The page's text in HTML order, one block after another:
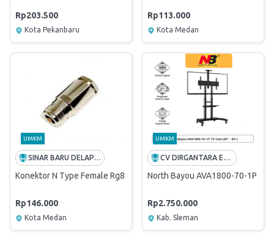
Rp203.500
Kota Pekanbaru
Rp113.000
Kota Medan
UMKM
SINAR BARU DELAPAN ENAM
Konektor N Type Female Rg8
Rp146.000
Kota Medan
UMKM
CV DIRGANTARA ENGINEERING
North Bayou AVA1800-70-1P
Rp2.750.000
Kab. Sleman